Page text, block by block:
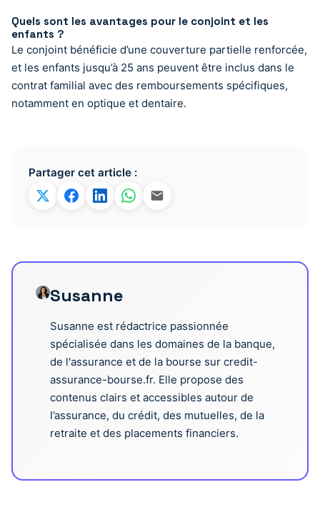
Quels sont les avantages pour le conjoint et les
enfants ?
Le conjoint bénéficie d’une couverture partielle renforcée,
et les enfants jusqu’à 25 ans peuvent être inclus dans le
contrat familial avec des remboursements spécifiques,
notamment en optique et dentaire.
Partager cet article :
Susanne
Susanne est rédactrice passionnée
spécialisée dans les domaines de la banque,
de l'assurance et de la bourse sur credit-
assurance-bourse.fr. Elle propose des
contenus clairs et accessibles autour de
l’assurance, du crédit, des mutuelles, de la
retraite et des placements financiers.